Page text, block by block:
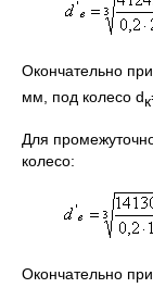
Окончательно
мм, под колесо dк
Для
колесо:
Окончательно